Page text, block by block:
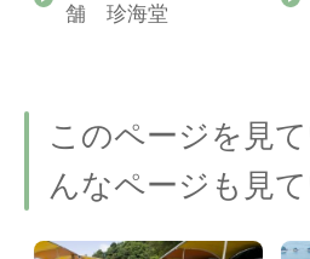
舗 珍海堂
このページを見
んなページも見